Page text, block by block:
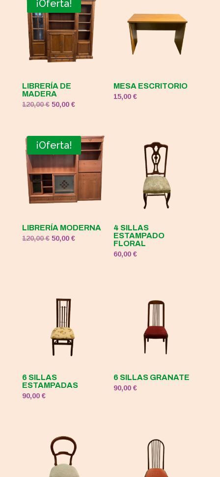
¡Oferta!
LIBRERÍA DE
MADERA
120,00€ El
era:
120,00 €.
50,00 €El
es:
50,00 €.
MESA ESCRITORIO
15,00€
¡Oferta!
LIBRERÍA MODERNA
120,00€ El
50,00 €El
4 SILLAS
ESTAMPADO
FLORAL
60,00€
6 SILLAS
ESTAMPADAS
90,00 €
6 SILLAS GRANATE
90,00€